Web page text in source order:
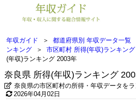
年収ガイド ＞ 都道府県別 年収データ一覧
ンキング
＞ 市区町村 所得(年収)ランキン
(年収)ランキング 2003年
奈良県 所得(年収)ランキング
奈良県の市区町村の所得・年収データを
2026年04月02日